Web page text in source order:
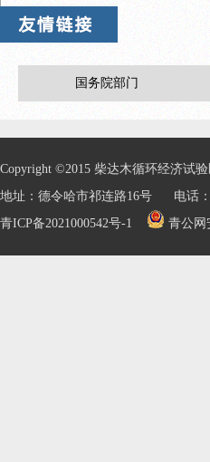
国务院部门
Copyright ©2015 柴达木循环经济试验
地址：德令哈市祁连路16号 电话
青ICP备2021000542号-1
青公网